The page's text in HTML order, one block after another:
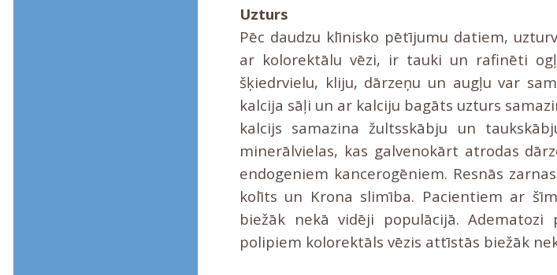
Uzturs
Pēc daudzu klīnisko pētījumu datiem,
ar kolorektālu vēzi, ir tauki un rafinēti
šķiedrvielu, kliju, dārzeņu un augļu var
kalcija sāļi un ar kalciju bagāts uzturs
kalcijs samazina žultsskābju un
minerālvielas, kas galvenokārt atrodas
endogeniem kancerogēniem. Resnās
kolīts un Krona slimība. Pacientiem ar
biežāk nekā vidēji populācijā.
polipiem kolorektāls vēzis attīstās biežāk